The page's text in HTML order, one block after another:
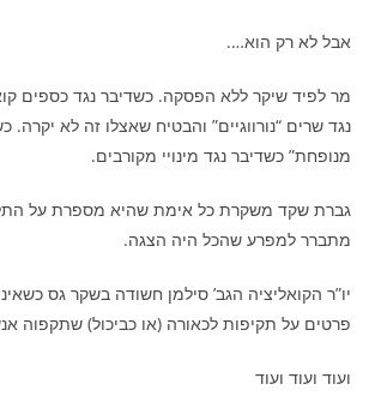
אבל לא רק הוא….
מר לפיד שיקר ללא הפסקה. כשדיבר נגד כספים
נגד שרים “נורווגיים” והבטיח שאצלו זה לא
מנופחת” כשדיבר נגד מינויי מקורבים.
גברת שקד משקרת כל אימת שהיא מספרת על
מתברר למפרע שהכל היה הצגה.
יו”ר הקואליציה הגב’ סילמן חשודה בשקר גס
פרטים על תקיפות לכאורה (או כביכול) שתקפוה
ועוד ועוד ועוד